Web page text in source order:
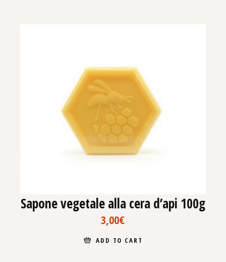
Sapone vegetale alla cera d’api 100g
3,00€
ADD TO CART